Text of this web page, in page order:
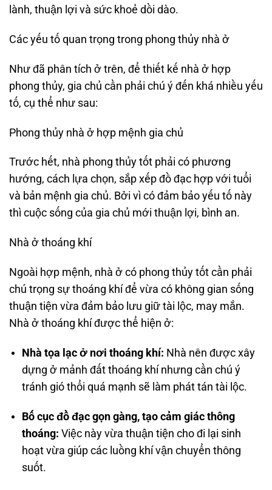
lành, thuận lợi và sức khoẻ dồi dào.
Các yếu tố quan trọng trong phong thủy nhà ở
Như đã phân tích ở trên, để thiết kế nhà ở hợp
phong thủy, gia chủ cần phải chú ý đến khá nhiều yếu
tố, cụ thể như sau:
Phong thủy nhà ở hợp mệnh gia chủ
Trước hết, nhà phong thủy tốt phải có phương
hướng, cách lựa chọn, sắp xếp đồ đạc hợp với tuổi
và bản mệnh gia chủ. Bởi vì có đảm bảo yếu tố này
thì cuộc sống của gia chủ mới thuận lợi, bình an.
Nhà ở thoáng khí
Ngoài hợp mệnh, nhà ở có phong thủy tốt cần phải
chú trọng sự thoáng khí để vừa có không gian sống
thuận tiện vừa đảm bảo lưu giữ tài lộc, may mắn.
Nhà ở thoáng khí được thể hiện ở:
Nhà tọa lạc ở nơi thoáng khí: Nhà nên được xây
dựng ở mảnh đất thoáng khí nhưng cần chú ý
tránh gió thổi quá mạnh sẽ làm phát tán tài lộc.
Bố cục đồ đạc gọn gàng, tạo cảm giác thông
thoáng: Việc này vừa thuận tiện cho đi lại sinh
hoạt vừa giúp các luồng khí vận chuyển thông
suốt.